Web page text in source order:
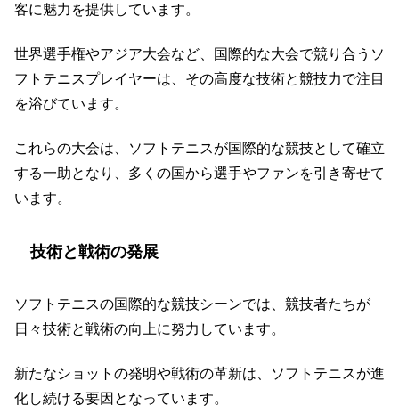
客に魅力を提供しています。
世界選手権やアジア大会など、国際的な大会で競り合うソ
フトテニスプレイヤーは、その高度な技術と競技力で注目
を浴びています。
これらの大会は、ソフトテニスが国際的な競技として確立
する一助となり、多くの国から選手やファンを引き寄せて
います。
技術と戦術の発展
ソフトテニスの国際的な競技シーンでは、競技者たちが
日々技術と戦術の向上に努力しています。
新たなショットの発明や戦術の革新は、ソフトテニスが進
化し続ける要因となっています。